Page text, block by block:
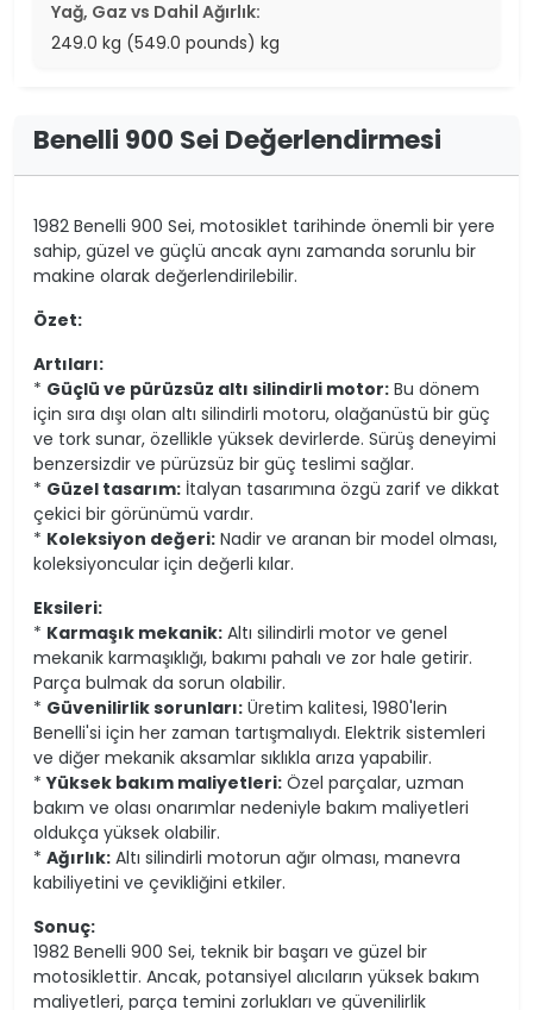
Yağ, Gaz vs Dahil Ağırlık:
249.0 kg (549.0 pounds) kg
Benelli 900 Sei Değerlendirmesi
1982 Benelli 900 Sei, motosiklet tarihinde önemli bir yere
sahip, güzel ve güçlü ancak aynı zamanda sorunlu bir
makine olarak değerlendirilebilir.
Özet:
Artıları:
* Güçlü ve pürüzsüz altı silindirli motor: Bu dönem
için sıra dışı olan altı silindirli motoru, olağanüstü bir güç
ve tork sunar, özellikle yüksek devirlerde. Sürüş deneyimi
benzersizdir ve pürüzsüz bir güç teslimi sağlar.
* Güzel tasarım: İtalyan tasarımına özgü zarif ve dikkat
çekici bir görünümü vardır.
* Koleksiyon değeri: Nadir ve aranan bir model olması,
koleksiyoncular için değerli kılar.
Eksileri:
* Karmaşık mekanik: Altı silindirli motor ve genel
mekanik karmaşıklığı, bakımı pahalı ve zor hale getirir.
Parça bulmak da sorun olabilir.
* Güvenilirlik sorunları: Üretim kalitesi, 1980'lerin
Benelli'si için her zaman tartışmalıydı. Elektrik sistemleri
ve diğer mekanik aksamlar sıklıkla arıza yapabilir.
*Yüksek bakım maliyetleri: Özel parçalar, uzman
bakım ve olası onarımlar nedeniyle bakım maliyetleri
oldukça yüksek olabilir.
* Ağırlık: Altı silindirli motorun ağır olması, manevra
kabiliyetini ve çevikliğini etkiler.
Sonuç:
1982 Benelli 900 Sei, teknik bir başarı ve güzel bir
motosiklettir. Ancak, potansiyel alıcıların yüksek bakım
maliyetleri, parça temini zorlukları ve güvenilirlik